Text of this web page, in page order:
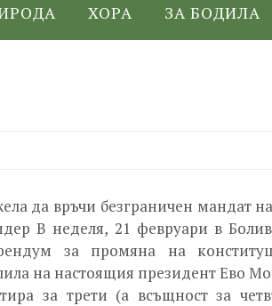
ХОРА ЗА БОДИЛА
да връчи безграничен мандат
В неделя, 21 февруари в
за промяна на
на настоящия президент Ево
за трети (а всъщност за